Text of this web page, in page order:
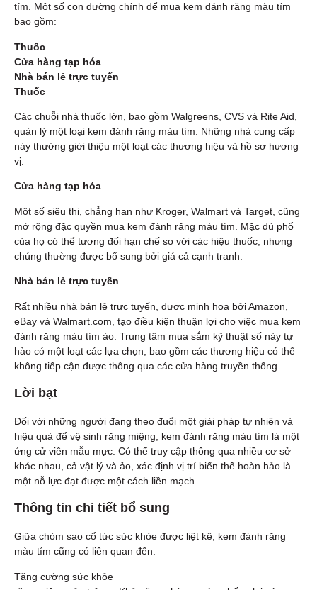
tím. Một số con đường chính để mua kem đánh răng màu tím
bao gồm:
Thuốc
Cửa hàng tạp hóa
Nhà bán lẻ trực tuyến
Thuốc
Các chuỗi nhà thuốc lớn, bao gồm Walgreens, CVS và Rite Aid,
quản lý một loại kem đánh răng màu tím. Những nhà cung cấp
này thường giới thiệu một loạt các thương hiệu và hồ sơ hương
vị.
Cửa hàng tạp hóa
Một số siêu thị, chẳng hạn như Kroger, Walmart và Target, cũng
mở rộng đặc quyền mua kem đánh răng màu tím. Mặc dù phổ
của họ có thể tương đối hạn chế so với các hiệu thuốc, nhưng
chúng thường được bổ sung bởi giá cả cạnh tranh.
Nhà bán lẻ trực tuyến
Rất nhiều nhà bán lẻ trực tuyến, được minh họa bởi Amazon,
eBay và Walmart.com, tạo điều kiện thuận lợi cho việc mua kem
đánh răng màu tím ảo. Trung tâm mua sắm kỹ thuật số này tự
hào có một loạt các lựa chọn, bao gồm các thương hiệu có thể
không tiếp cận được thông qua các cửa hàng truyền thống.
Lời bạt
Đối với những người đang theo đuổi một giải pháp tự nhiên và
hiệu quả để vệ sinh răng miệng, kem đánh răng màu tím là một
ứng cử viên mẫu mực. Có thể truy cập thông qua nhiều cơ sở
khác nhau, cả vật lý và ảo, xác định vị trí biến thể hoàn hảo là
một nỗ lực đạt được một cách liền mạch.
Thông tin chi tiết bổ sung
Giữa chòm sao cổ tức sức khỏe được liệt kê, kem đánh răng
màu tím cũng có liên quan đến:
Tăng cường sức khỏe